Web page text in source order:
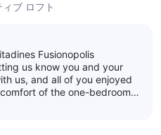
ブ ロフト
us, and all of you enjoyed
of the one-bedroom
Thank you for